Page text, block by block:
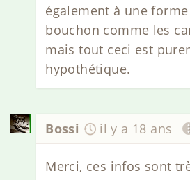
également à une
bouchon comme les
mais tout ceci est
hypothétique.
Bossi il y a 18 ans
Merci, ces infos sont